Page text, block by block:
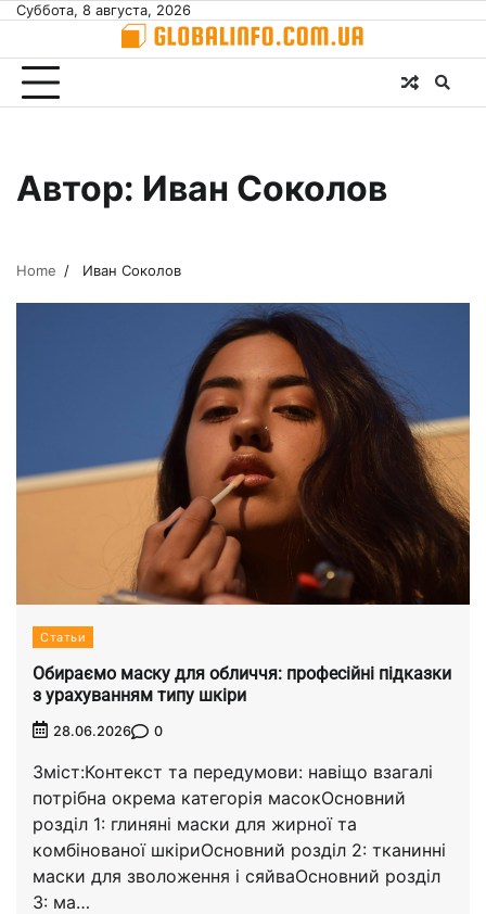
Skip
content
Суббота, 8 августа, 2026
Автор: Иван Соколов
Home Иван Соколов
Статьи
Обираємо маску для обличчя: професійні підказки
з урахуванням типу шкіри
28.06.2026 0
Зміст:Контекст та передумови: навіщо взагалі
потрібна окрема категорія масокОсновний
розділ 1: глиняні маски для жирної та
комбінованої шкіриОсновний розділ 2: тканинні
маски для зволоження і сяйваОсновний розділ
3: ма…